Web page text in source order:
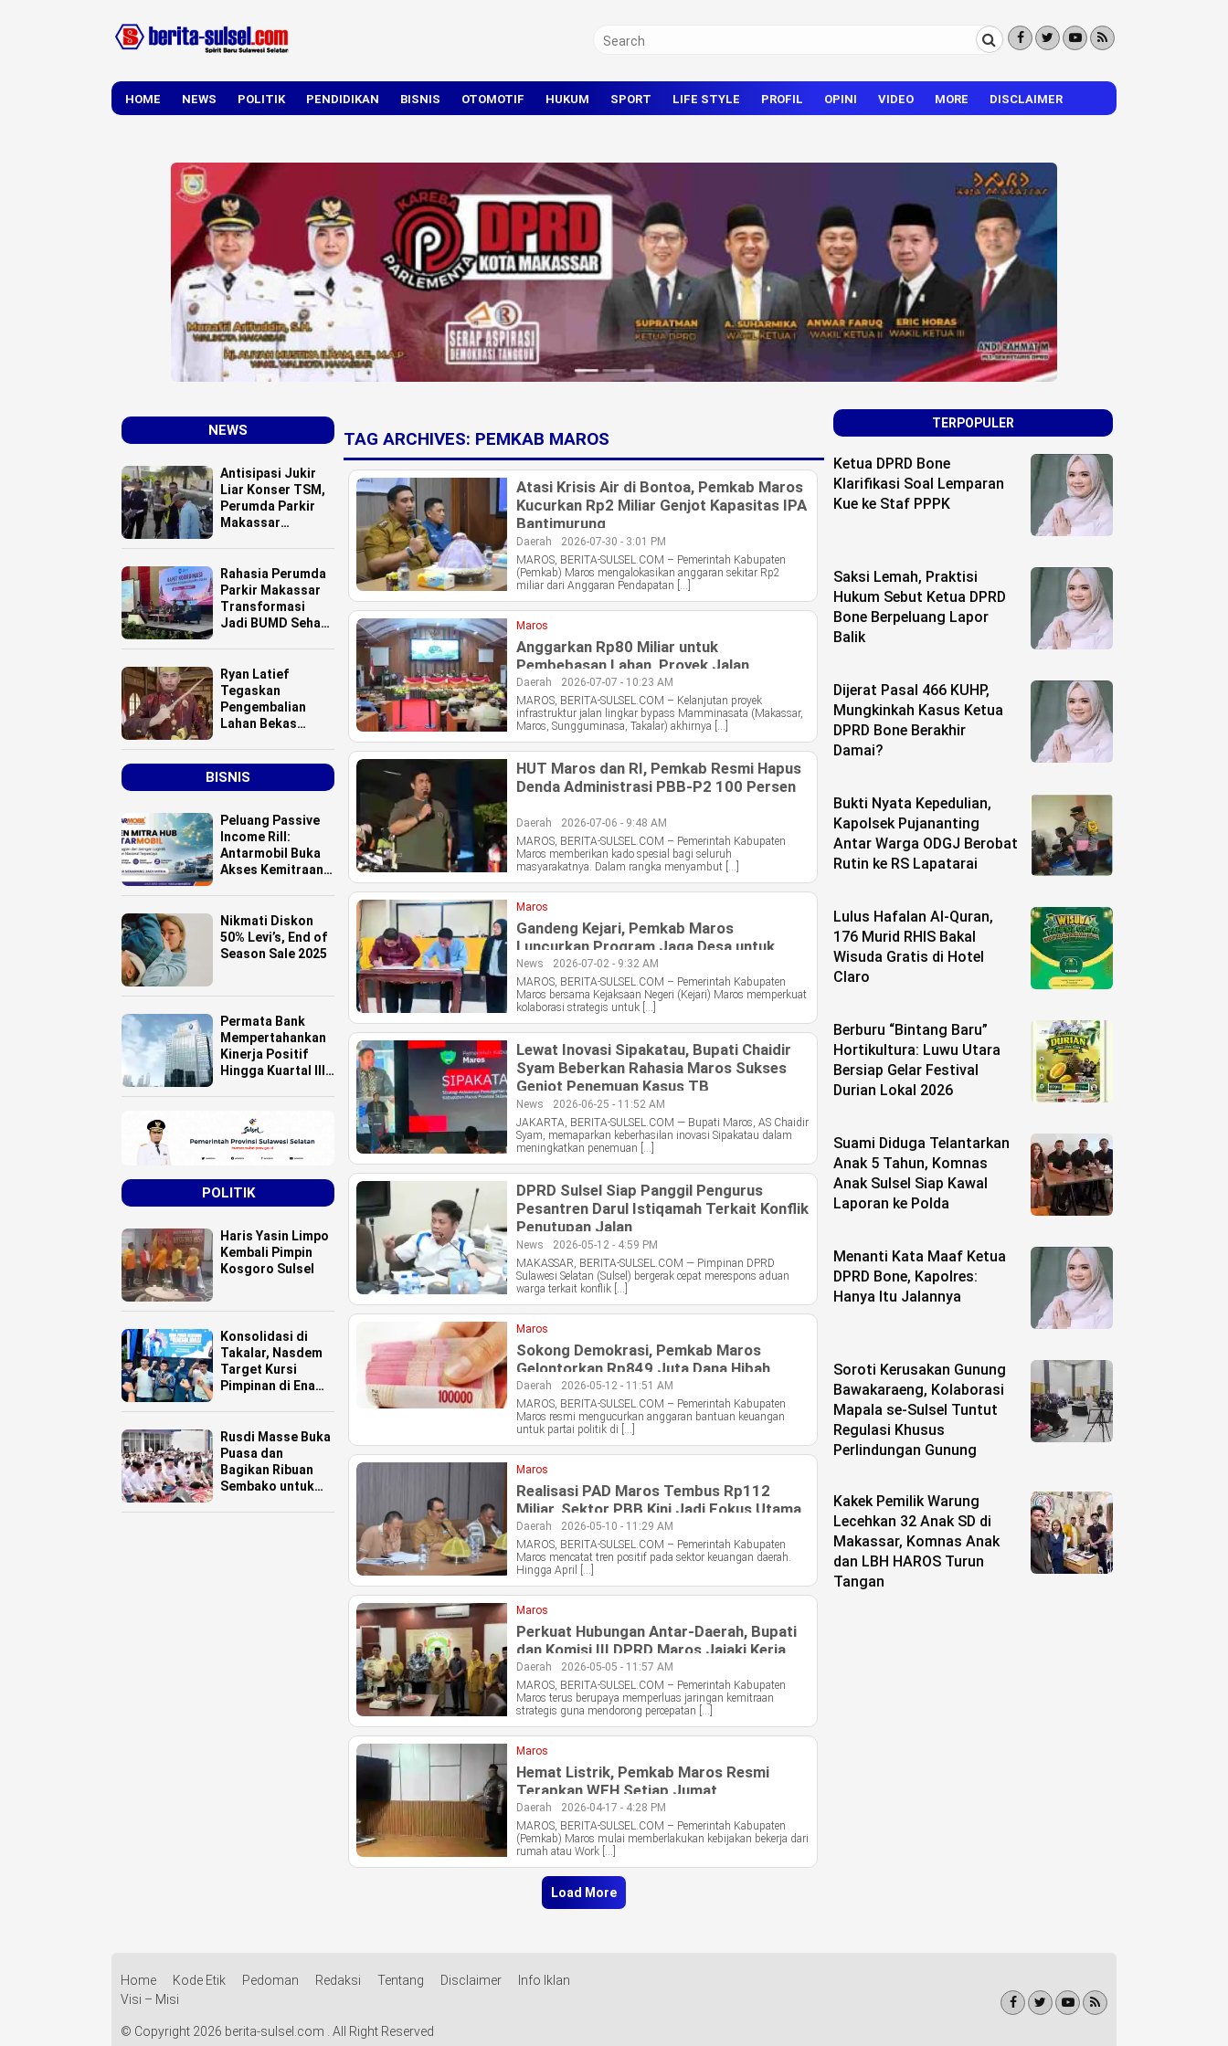
HOME NEWS POLITIK PENDIDIKAN BISNIS OTOMOTIF HUKUM SPORT LIFE STYLE PROFIL OPINI VIDEO MORE DISCLAIMER
NEWS
Antisipasi Jukir
Liar Konser TSM,
Perumda Parkir
Makassar
Rahasia Perumda
Parkir Makassar
Transformasi
Jadi BUMD Sehat
Ryan Latief
Tegaskan
Pengembalian
Lahan Bekas
Pemda Didesak
Hentikan
Tanah Ulayat
BISNIS
Peluang Passive
Income Rill:
Antarmobil Buka
Akses Kemitraan
Lahan se-
Indonesia
Nikmati Diskon
50% Levi’s, End of
Season Sale 2025
Permata Bank
Mempertahankan
Kinerja Positif
Hingga Kuartal III
POLITIK
Haris Yasin Limpo
Kembali Pimpin
Kosgoro Sulsel
Konsolidasi di
Takalar, Nasdem
Target Kursi
Pimpinan di Enam
Rusdi Masse Buka
Puasa dan
Bagikan Ribuan
Sembako untuk
TAG ARCHIVES: PEMKAB MAROS
Atasi Krisis Air di Bontoa, Pemkab Maros
Kucurkan Rp2 Miliar Genjot Kapasitas IPA
Bantimurung
Daerah
2026-07-30 - 3:01 PM
MAROS, BERITA-SULSEL.COM – Pemerintah Kabupaten
(Pemkab) Maros mengalokasikan anggaran sekitar Rp2
miliar dari Anggaran Pendapatan […]
Maros
Anggarkan Rp80 Miliar untuk
Pembebasan Lahan, Proyek Jalan
Mamminasata di Maros Segera Berlanjut
Daerah
2026-07-07 - 10:23 AM
MAROS, BERITA-SULSEL.COM – Kelanjutan proyek
infrastruktur jalan lingkar bypass Mamminasata (Makassar,
Maros, Sungguminasa, Takalar) akhirnya […]
HUT Maros dan RI, Pemkab Resmi Hapus
Denda Administrasi PBB-P2 100 Persen
Daerah
2026-07-06 - 9:48 AM
MAROS, BERITA-SULSEL.COM – Pemerintah Kabupaten
Maros memberikan kado spesial bagi seluruh
masyarakatnya. Dalam rangka menyambut […]
Maros
Gandeng Kejari, Pemkab Maros
Luncurkan Program Jaga Desa untuk
Cegah Kades Terjerat Hukum
News
2026-07-02 - 9:32 AM
MAROS, BERITA-SULSEL.COM – Pemerintah Kabupaten
Maros bersama Kejaksaan Negeri (Kejari) Maros memperkuat
kolaborasi strategis untuk […]
Lewat Inovasi Sipakatau, Bupati Chaidir
Syam Beberkan Rahasia Maros Sukses
Genjot Penemuan Kasus TB
News
2026-06-25 - 11:52 AM
JAKARTA, BERITA-SULSEL.COM — Bupati Maros, AS Chaidir
Syam, memaparkan keberhasilan inovasi Sipakatau dalam
meningkatkan penemuan […]
DPRD Sulsel Siap Panggil Pengurus
Pesantren Darul Istiqamah Terkait Konflik
Penutupan Jalan
News
2026-05-12 - 4:59 PM
MAKASSAR, BERITA-SULSEL.COM — Pimpinan DPRD
Sulawesi Selatan (Sulsel) bergerak cepat merespons aduan
warga terkait konflik […]
Maros
Sokong Demokrasi, Pemkab Maros
Gelontorkan Rp849 Juta Dana Hibah
untuk Parpol
Daerah
2026-05-12 - 11:51 AM
MAROS, BERITA-SULSEL.COM – Pemerintah Kabupaten
Maros resmi mengucurkan anggaran bantuan keuangan
untuk partai politik di […]
Maros
Realisasi PAD Maros Tembus Rp112
Miliar, Sektor PBB Kini Jadi Fokus Utama
Pemkab
Daerah
2026-05-10 - 11:29 AM
MAROS, BERITA-SULSEL.COM – Pemerintah Kabupaten
Maros mencatat tren positif pada sektor keuangan daerah.
Hingga April […]
Maros
Perkuat Hubungan Antar-Daerah, Bupati
dan Komisi III DPRD Maros Jajaki Kerja
Sama di Mamuju Tengah
Daerah
2026-05-05 - 11:57 AM
MAROS, BERITA-SULSEL.COM – Pemerintah Kabupaten
Maros terus berupaya memperluas jaringan kemitraan
strategis guna mendorong percepatan […]
Maros
Hemat Listrik, Pemkab Maros Resmi
Terapkan WFH Setiap Jumat
Daerah
2026-04-17 - 4:28 PM
MAROS, BERITA-SULSEL.COM – Pemerintah Kabupaten
(Pemkab) Maros mulai memberlakukan kebijakan bekerja dari
rumah atau Work […]
Load More
TERPOPULER
Ketua DPRD Bone
Klarifikasi Soal Lemparan
Kue ke Staf PPPK
Saksi Lemah, Praktisi
Hukum Sebut Ketua DPRD
Bone Berpeluang Lapor
Balik
Dijerat Pasal 466 KUHP,
Mungkinkah Kasus Ketua
DPRD Bone Berakhir
Damai?
Bukti Nyata Kepedulian,
Kapolsek Pujananting
Antar Warga ODGJ Berobat
Rutin ke RS Lapatarai
Lulus Hafalan Al-Quran,
176 Murid RHIS Bakal
Wisuda Gratis di Hotel
Claro
Berburu “Bintang Baru”
Hortikultura: Luwu Utara
Bersiap Gelar Festival
Durian Lokal 2026
Suami Diduga Telantarkan
Anak 5 Tahun, Komnas
Anak Sulsel Siap Kawal
Laporan ke Polda
Menanti Kata Maaf Ketua
DPRD Bone, Kapolres:
Hanya Itu Jalannya
Soroti Kerusakan Gunung
Bawakaraeng, Kolaborasi
Mapala se-Sulsel Tuntut
Regulasi Khusus
Perlindungan Gunung
Kakek Pemilik Warung
Lecehkan 32 Anak SD di
Makassar, Komnas Anak
dan LBH HAROS Turun
Tangan
Home Kode Etik Pedoman Redaksi Tentang Disclaimer
Info Iklan
Visi – Misi
© Copyright 2026 berita-sulsel.com . All Right Reserved